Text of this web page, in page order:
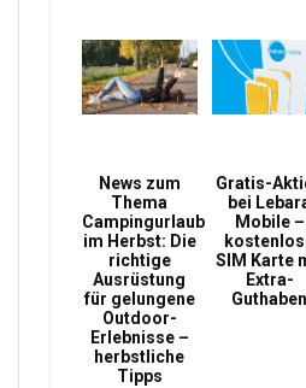
News zum
Thema
Campingurlaub
im Herbst: Die
richtige
Ausrüstung
für gelungene
Outdoor-
Erlebnisse –
herbstliche
Tipps
Gratis-
bei
Mobile –
SIM Karte
Extra-
Guthaben